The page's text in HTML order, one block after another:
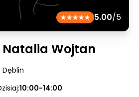
5.00/5
Natalia Wojtan
Dęblin
10:00-14:00